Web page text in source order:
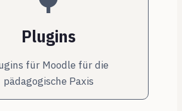
Plugins
für Moodle für die
pädagogische Paxis